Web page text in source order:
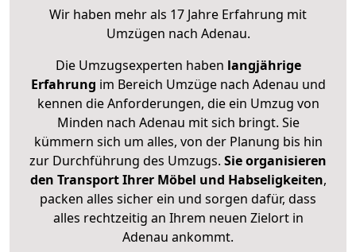
Wir haben mehr als 17 Jahre Erfahrung mit
Umzügen nach Adenau.
Die Umzugsexperten haben langjährige
Erfahrung im Bereich Umzüge nach Adenau und
kennen die Anforderungen, die ein Umzug von
Minden nach Adenau mit sich bringt. Sie
kümmern sich um alles, von der Planung bis hin
zur Durchführung des Umzugs. Sie organisieren
den Transport Ihrer Möbel und Habseligkeiten,
packen alles sicher ein und sorgen dafür, dass
alles rechtzeitig an Ihrem neuen Zielort in
Adenau ankommt.